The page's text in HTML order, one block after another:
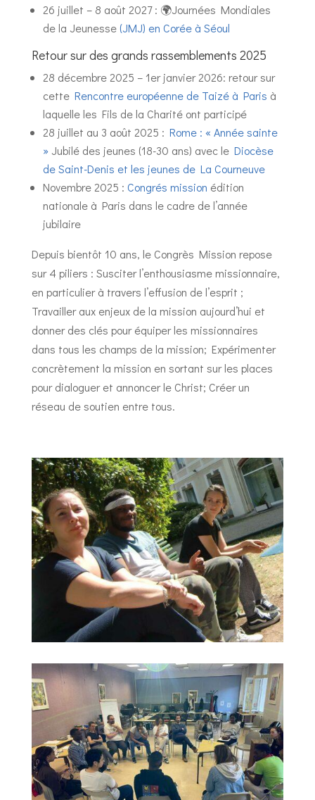
26 juillet – 8 août 2027 : 🌍Journées Mondiales
de la Jeunesse(JMJ) en Corée à Séoul
Retour sur des grands rassemblements 2025
28 décembre 2025 – 1er janvier 2026: retour sur
cette Rencontre européenne de Taizé à Paris à
laquelle les Fils de la Charité ont participé
28 juillet au 3 août 2025 : Rome : « Année sainte
»Jubilé des jeunes (18-30 ans) avec le Diocèse
de Saint-Denis et les jeunes de La Courneuve
Novembre 2025 : Congrés mission édition
nationale à Paris dans le cadre de l’année
jubilaire
Depuis bientôt 10 ans, le Congrès Mission repose
sur 4 piliers : Susciter l’enthousiasme missionnaire,
en particulier à travers l’effusion de l’esprit ;
Travailler aux enjeux de la mission aujourd’hui et
donner des clés pour équiper les missionnaires
dans tous les champs de la mission; Expérimenter
concrètement la mission en sortant sur les places
pour dialoguer et annoncer le Christ; Créer un
réseau de soutien entre tous.